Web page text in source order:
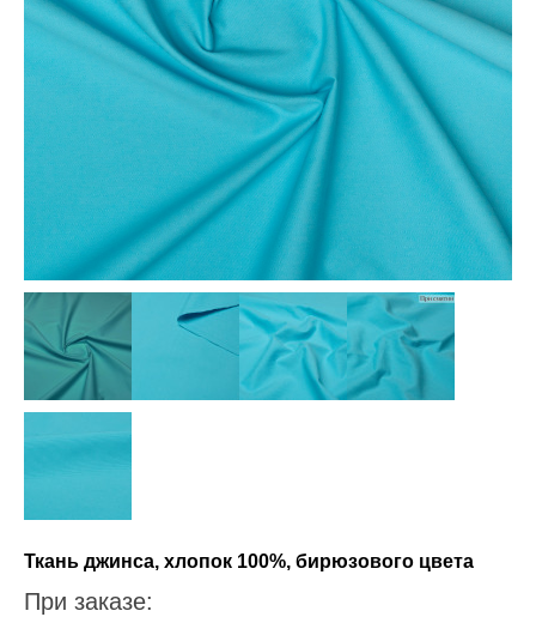
Ткань джинса, хлопок 100%, бирюзового цвета
При заказе: